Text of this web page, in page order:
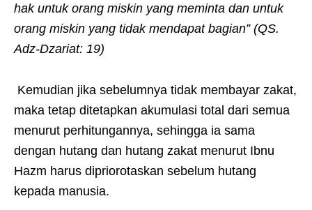
hak untuk orang miskin yang meminta dan untuk
orang miskin yang tidak mendapat bagian” (QS.
Adz-Dzariat: 19)
Kemudian jika sebelumnya tidak membayar zakat,
maka tetap ditetapkan akumulasi total dari semua
menurut perhitungannya, sehingga ia sama
dengan hutang dan hutang zakat menurut Ibnu
Hazm harus dipriorotaskan sebelum hutang
kepada manusia.